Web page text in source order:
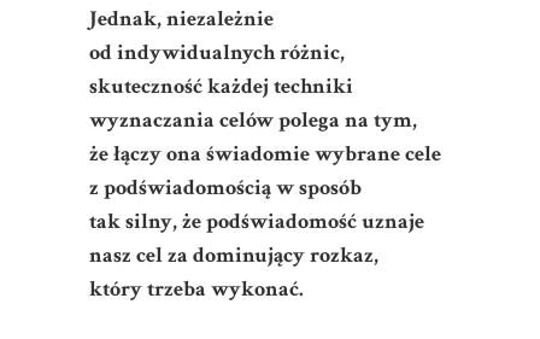
Jednak, niezależnie
od indywidualnych różnic,
skuteczność każdej techniki
wyznaczania celów polega na tym,
że łączy ona świadomie wybrane cele
z podświadomością w sposób
tak silny, że podświadomość uznaje
nasz cel za dominujący rozkaz,
który trzeba wykonać.